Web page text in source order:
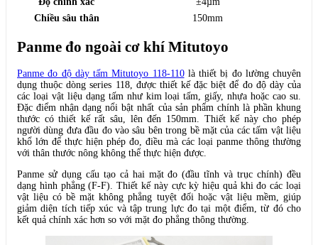
Chiều sâu thân
150mm
Panme đo ngoài cơ khí Mitutoyo
Panme đo độ dày tấm Mitutoyo 118-110là thiết bị đo lường chuyên
dụng thuộc dòng series 118, được thiết kế đặc biệt để đo độ dày của
các loại vật liệu dạng tấm như kim loại tấm, giấy, nhựa hoặc cao su.
Đặc điểm nhận dạng nổi bật nhất của sản phẩm chính là phần khung
thước có thiết kế rất sâu, lên đến 150mm. Thiết kế này cho phép
người dùng đưa đầu đo vào sâu bên trong bề mặt của các tấm vật liệu
khổ lớn để thực hiện phép đo, điều mà các loại panme thông thường
với thân thước nông không thể thực hiện được.
Panme sử dụng cấu tạo cả hai mặt đo (đầu tĩnh và trục chính) đều
dạng hình phẳng (F-F). Thiết kế này cực kỳ hiệu quả khi đo các loại
vật liệu có bề mặt không phẳng tuyệt đối hoặc vật liệu mềm, giúp
giảm diện tích tiếp xúc và tập trung lực đo tại một điểm, từ đó cho
kết quả chính xác hơn so với mặt đo phẳng thông thường.